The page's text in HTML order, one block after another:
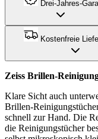
Drei-Jahres-
Kostenfreie
Zeiss Brillen-
Klare Sicht auch
Brillen-
schnell zur Hand. Die
die Reinigungstücher